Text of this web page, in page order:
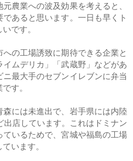
農業への波及効果を考えると、
あると思います。一日も早くト
です。
の工場誘致に期待できる企業と
イムデリカ」「武蔵野」などがあ
ニ最大手のセブンイレブンに弁当
す。
には未進出で、岩手県には内陸
店しています。これはドミナン
ているためで、宮城や福島の工場
います。